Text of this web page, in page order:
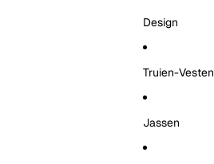
Design
Truien-Vesten
Jassen